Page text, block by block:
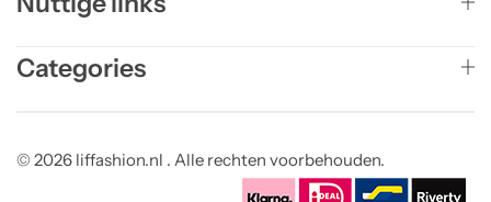
Categories
© 2026 liffashion.nl . Alle rechten voorbehouden.